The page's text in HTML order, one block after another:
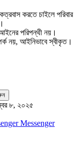
করতে চাইলে পরিবার
আইনের পরিপন্থী নয়।
নয়, আইনিভাবে স্বীকৃত।
৮, ২০২৫
Messenger